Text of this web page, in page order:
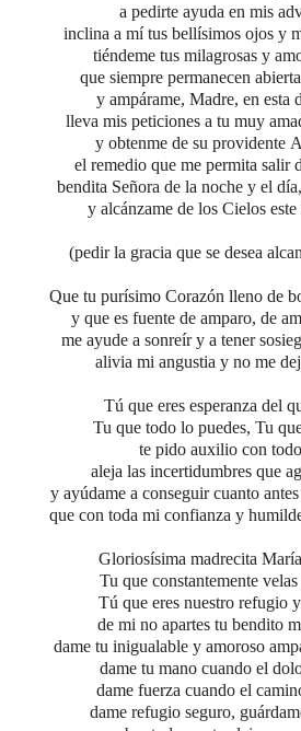
a pedirte ayuda en mis
inclina a mí tus bellísimos ojos y
tiéndeme tus milagrosas y
que siempre permanecen
y ampárame, Madre, en esta
lleva mis peticiones a tu muy
y obtenme de su providente
el remedio que me permita salir
bendita Señora de la noche y el
y alcánzame de los Cielos
(pedir la gracia que se desea
Que tu purísimo Corazón lleno de
y que es fuente de amparo, de
me ayude a sonreír y a tener
alivia mi angustia y no me
Tú que eres esperanza del
Tu que todo lo puedes, Tu
te pido auxilio con
aleja las incertidumbres que
y ayúdame a conseguir cuanto
que con toda mi confianza y
Gloriosísima madrecita
Tu que constantemente
Tú que eres nuestro refugio
de mi no apartes tu bendito
dame tu inigualable y amoroso
dame tu mano cuando el
dame fuerza cuando el
dame refugio seguro,